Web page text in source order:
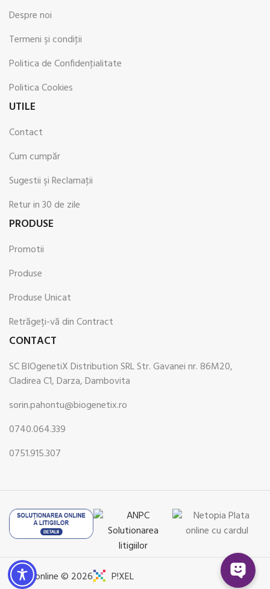
Despre noi
Termeni şi condiţii
Politica de Confidenţialitate
Politica Cookies
UTILE
Contact
Cum cumpăr
Sugestii şi Reclamaţii
Retur in 30 de zile
PRODUSE
Promotii
Produse
Produse Unicat
Retrăgeți-vă din Contract
CONTACT
SC BIOgenetiX Distribution SRL Str. Gavanei nr. 86M20,
Cladirea C1, Darza, Dambovita
sorin.pahontu@biogenetix.ro
0740.064.339
0751.915.307
Pharmonline © 2026 P!XEL